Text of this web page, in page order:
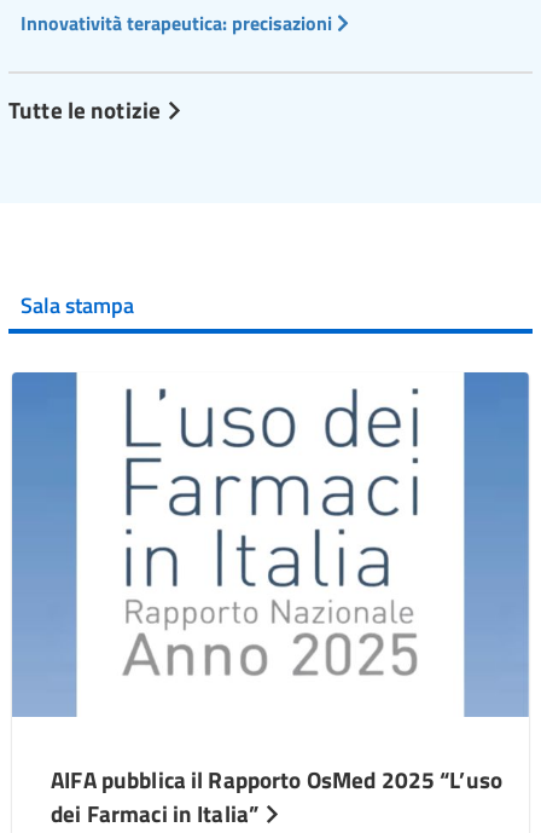
Innovatività terapeutica: precisazioni
Tutte le notizie
Sala stampa
AIFA pubblica il Rapporto OsMed 2025 “L’uso
dei Farmaci in Italia”